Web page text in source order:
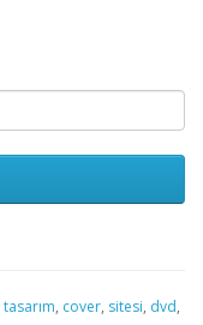
tasarım, cover, sitesi, dvd,